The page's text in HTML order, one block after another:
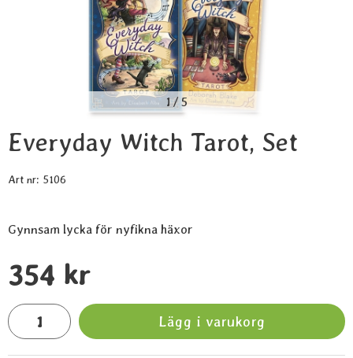
1/5
Everyday Witch Tarot, Set
Art nr: 5106
Gynnsam lycka för nyfikna häxor
pris
354 kr
antal
Lägg i varukorg